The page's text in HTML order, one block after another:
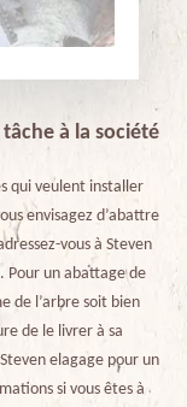
à la société
qui veulent installer
envisagez d’abattre
vous à Steven
Pour un abattage de
de l’arbre soit bien
de le livrer à sa
elagage pour un
si vous êtes à